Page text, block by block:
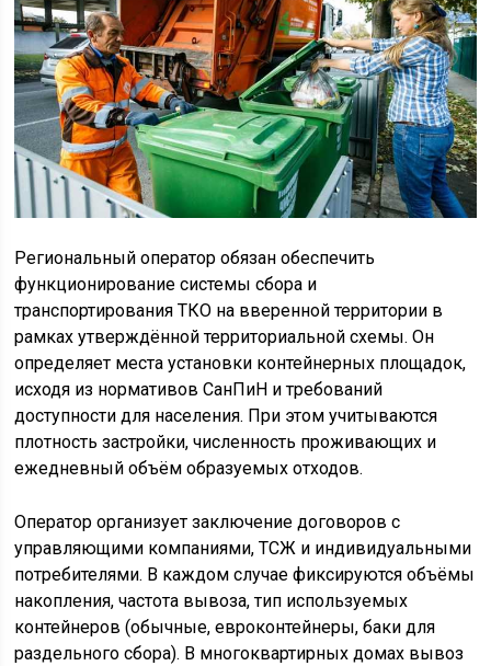
Региональный оператор обязан обеспечить
функционирование системы сбора и
транспортирования ТКО на вверенной территории в
рамках утверждённой территориальной схемы. Он
определяет места установки контейнерных площадок,
исходя из нормативов СанПиН и требований
доступности для населения. При этом учитываются
плотность застройки, численность проживающих и
ежедневный объём образуемых отходов.
Оператор организует заключение договоров с
управляющими компаниями, ТСЖ и индивидуальными
потребителями. В каждом случае фиксируются объёмы
накопления, частота вывоза, тип используемых
контейнеров (обычные, евроконтейнеры, баки для
раздельного сбора). В многоквартирных домах вывоз